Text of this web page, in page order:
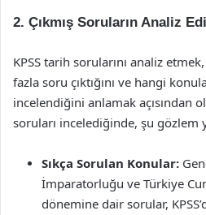
2. Çıkmış Soruların Analiz
KPSS tarih sorularını analiz
fazla soru çıktığını ve hangi
incelendiğini anlamak açısından
soruları incelediğinde, şu gözlem
Sıkça Sorulan Konular:
İmparatorluğu ve Türkiye
dönemine dair sorular,